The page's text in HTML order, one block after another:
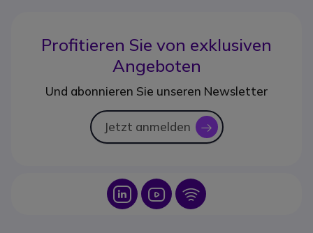
Profitieren Sie von exklusiven
Angeboten
Und abonnieren Sie unseren Newsletter
Jetzt anmelden icon
Icon Icon Icon